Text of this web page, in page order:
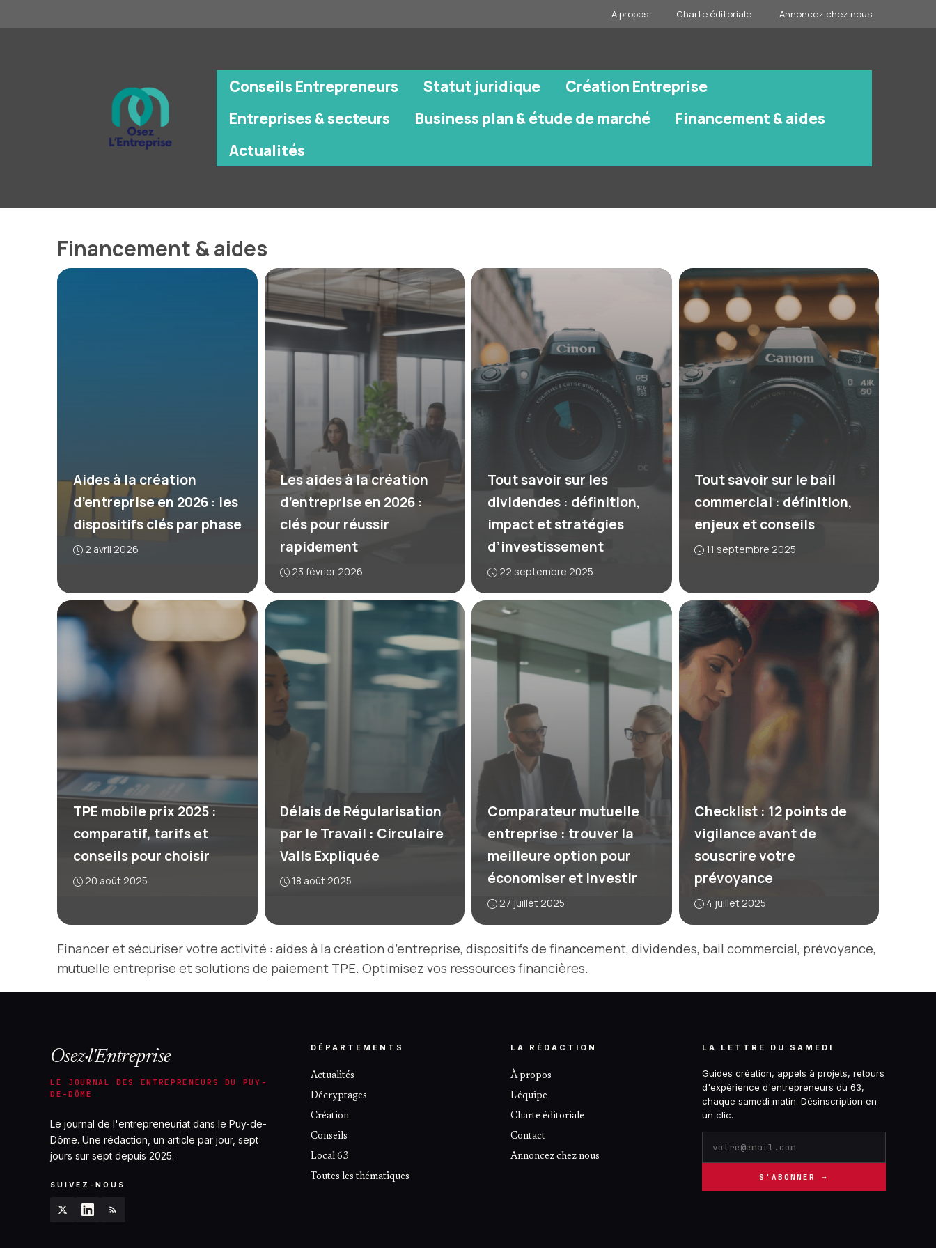
au
À propos Charte éditoriale Annoncez chez nous
Conseils Entrepreneurs Statut juridique
Création Entreprise
Entreprises & secteurs
Business plan & étude de marché
Financement & aides
Actualités
Financement & aides
Aides à la création
d’entreprise en 2026 : les
dispositifs clés par phase
2 avril 2026
Les aides à la création
d’entreprise en 2026 :
clés pour réussir
rapidement
23 février 2026
Tout savoir sur les
dividendes : définition,
impact et stratégies
d’investissement
22 septembre 2025
Tout savoir sur le bail
commercial : définition,
enjeux et conseils
11 septembre 2025
TPE mobile prix 2025 :
comparatif, tarifs et
conseils pour choisir
20 août 2025
Délais de Régularisation
par le Travail : Circulaire
Valls Expliquée
18 août 2025
Comparateur mutuelle
entreprise : trouver la
meilleure option pour
économiser et investir
27 juillet 2025
Checklist : 12 points de
vigilance avant de
souscrire votre
prévoyance
4 juillet 2025
Financer et sécuriser votre activité : aides à la création d’entreprise, dispositifs de financement, dividendes, bail commercial, prévoyance,
mutuelle entreprise et solutions de paiement TPE. Optimisez vos ressources financières.
Osez·l'Entreprise
LE JOURNAL DES ENTREPRENEURS DU PUY-
DE-DÔME
Le journal de l'entrepreneuriat dans le Puy-de-
Dôme. Une rédaction, un article par jour, sept
jours sur sept depuis 2025.
SUIVEZ-NOUS
DÉPARTEMENTS
Actualités
Décryptages
Création
Conseils
Local 63
Toutes les thématiques
LA RÉDACTION
À propos
L'équipe
Charte éditoriale
Contact
Annoncez chez nous
LA LETTRE DU SAMEDI
Guides création, appels à projets, retours
d'expérience d'entrepreneurs du 63,
chaque samedi matin. Désinscription en
un clic.
S'ABONNER →